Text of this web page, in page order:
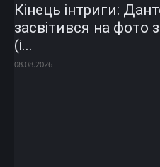
Кінець інтриги:
засвітився на фото
(і...
08.08.2026